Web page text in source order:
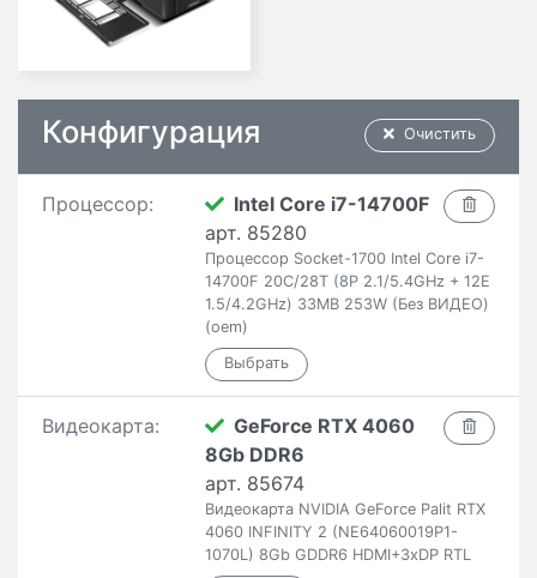
Очистить
Конфигурация
Процессор:
Intel Core i7-14700F
арт. 85280
Процессор Socket-1700 Intel Core i7-
14700F 20C/28T (8P 2.1/5.4GHz + 12E
1.5/4.2GHz) 33MB 253W (Без ВИДЕО)
(oem)
Видеокарта:
GeForce RTX 4060
8Gb DDR6
арт. 85674
Видеокарта NVIDIA GeForce Palit RTX
4060 INFINITY 2 (NE64060019P1-
1070L) 8Gb GDDR6 HDMI+3xDP RTL